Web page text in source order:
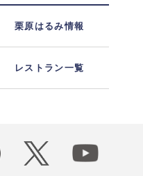
栗原はるみ情報
レストラン一覧